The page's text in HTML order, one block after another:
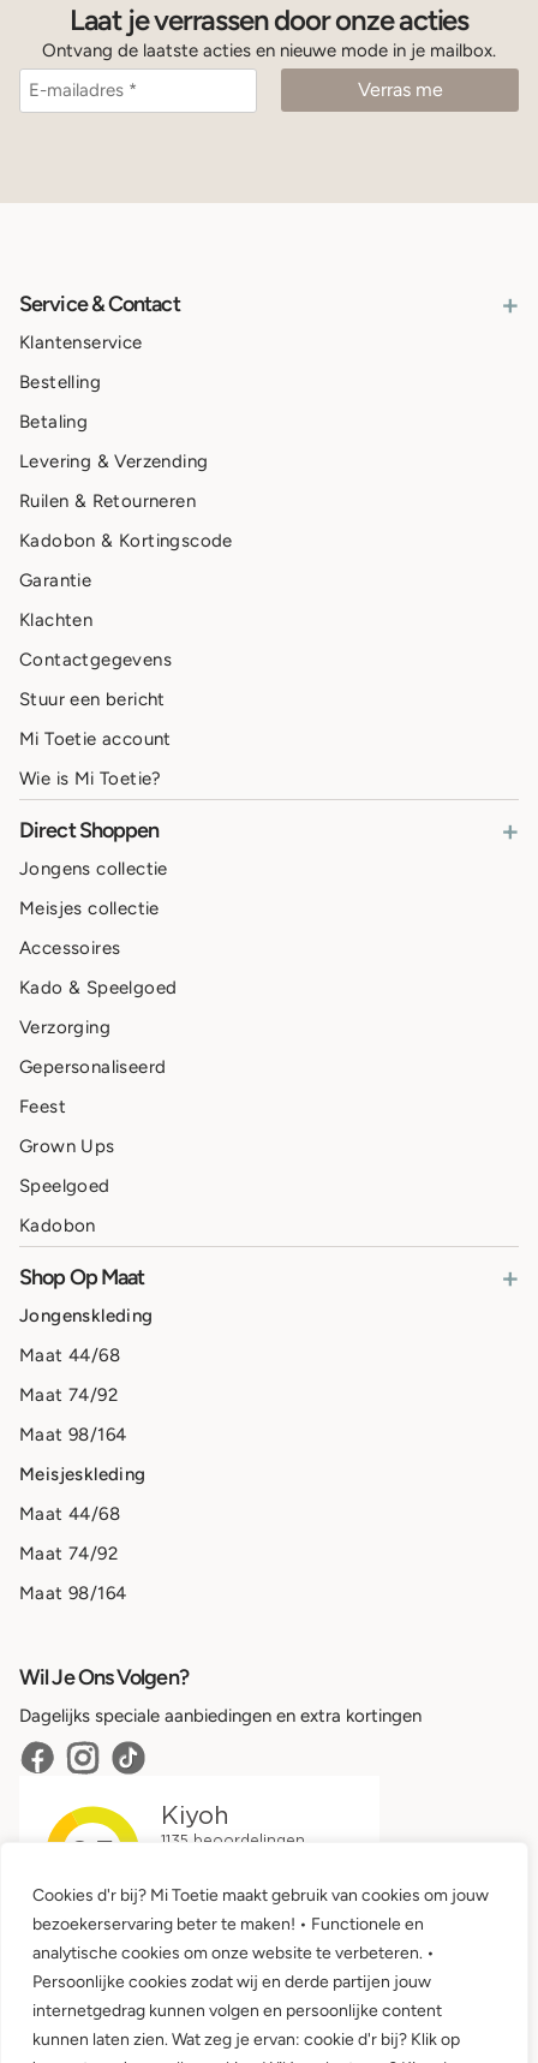
Cookies d'r bij? Mi Toetie maakt gebruik van cookies om jouw
bezoekerservaring beter te maken! • Functionele en
analytische cookies om onze website te verbeteren. •
Persoonlijke cookies zodat wij en derde partijen jouw
internetgedrag kunnen volgen en persoonlijke content
kunnen laten zien. Wat zeg je ervan: cookie d'r bij? Klik op
Laat je verrassen door onze acties
Ontvang de laatste acties en nieuwe mode in je mailbox.
Service & Contact +
Klantenservice
Bestelling
Betaling
Levering & Verzending
Ruilen & Retourneren
Kadobon & Kortingscode
Garantie
Klachten
Contactgegevens
Stuur een bericht
Mi Toetie account
Wie is Mi Toetie?
Direct Shoppen +
Jongens collectie
Meisjes collectie
Accessoires
Kado & Speelgoed
Verzorging
Gepersonaliseerd
Feest
Grown Ups
Speelgoed
Kadobon
Shop Op Maat +
Jongenskleding
Maat 44/68
Maat 74/92
Maat 98/164
Meisjeskleding
Maat 44/68
Maat 74/92
Maat 98/164
Wil Je Ons Volgen?
Dagelijks speciale aanbiedingen en extra kortingen